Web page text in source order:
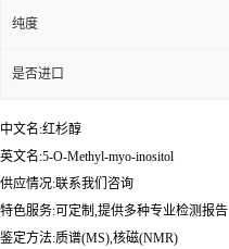
纯度
是否进口
中文名:红杉醇
英文名:5-O-Methyl-myo-inositol
供应情况:联系我们咨询
特色服务:可定制,提供多种专业检测报告
鉴定方法:质谱(MS),核磁(NMR)